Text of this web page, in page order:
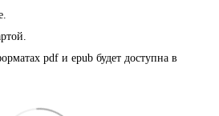
pdf и epub будет доступна в